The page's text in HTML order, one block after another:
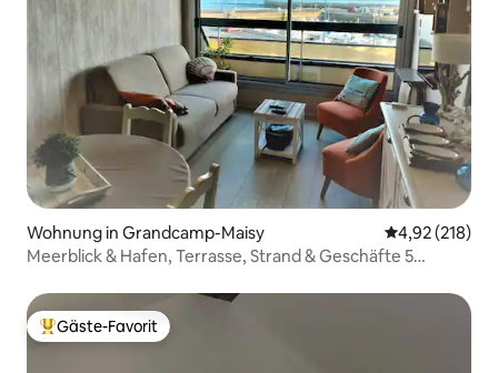
Wohnung in Grandcamp-Maisy
4,92 (218)
Meerblick & Hafen, Terrasse, Strand & Geschäfte 5
Beliebter Gäste-Favorit.
Gäste-Favorit